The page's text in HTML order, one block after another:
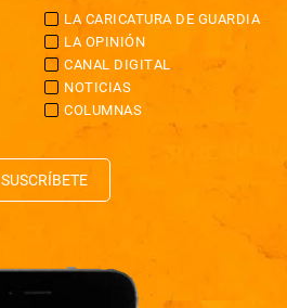
LA CARICATURA DE GUARDIA
LA OPINIÓN
CANAL DIGITAL
NOTICIAS
COLUMNAS
SUSCRÍBETE